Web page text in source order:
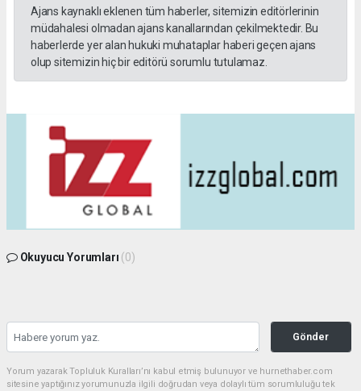
Ajans kaynaklı eklenen tüm haberler, sitemizin editörlerinin
müdahalesi olmadan ajans kanallarından çekilmektedir. Bu
haberlerde yer alan hukuki muhataplar haberi geçen ajans
olup sitemizin hiç bir editörü sorumlu tutulamaz.
Okuyucu Yorumları (0)
Gönder
Yorum yazarak Topluluk Kuralları’nı kabul etmiş bulunuyor ve hurnethaber.com
sitesine yaptığınız yorumunuzla ilgili doğrudan veya dolaylı tüm sorumluluğu tek